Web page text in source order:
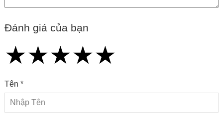
Đánh giá của bạn
★
★★
★★★
★★★★
★★★★★
Tên *